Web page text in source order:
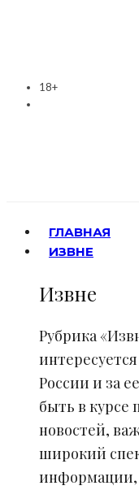
18+
ГЛАВНАЯ
ИЗВНЕ
Извне
Рубрика
России и за
быть в курсе
новостей,
широкий
информации,